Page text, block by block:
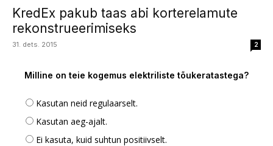
KredEx pakub taas abi korterelamute
rekonstrueerimiseks
31. dets. 2015 2
Milline on teie kogemus elektriliste tõukeratastega?
Kasutan neid regulaarselt.
Kasutan aeg-ajalt.
Ei kasuta, kuid suhtun positiivselt.